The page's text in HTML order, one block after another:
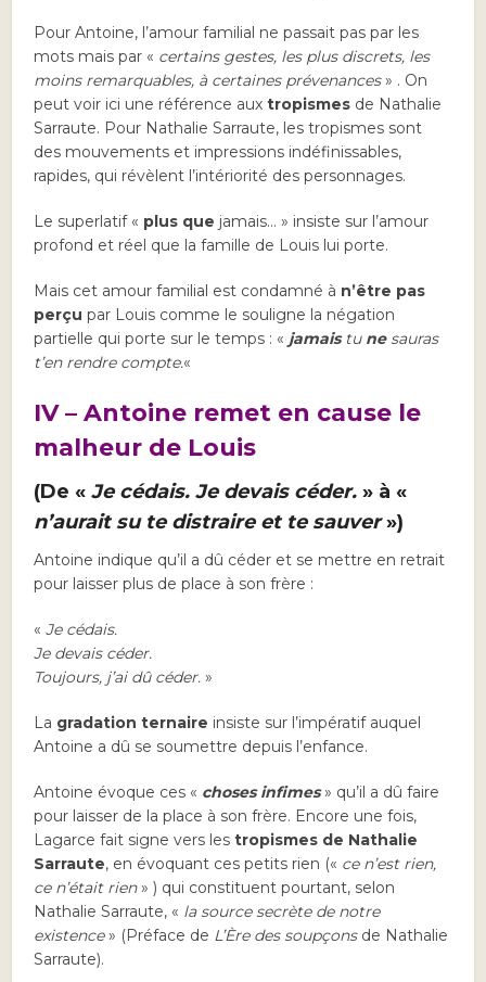
Pour Antoine, l’amour familial ne passait pas par les
mots mais par « certains gestes, les plus discrets, les
moins remarquables, à certaines prévenances» . On
peut voir ici une référence auxtropismes de Nathalie
Sarraute. Pour Nathalie Sarraute, les tropismes sont
des mouvements et impressions indéfinissables,
rapides, qui révèlent l’intériorité des personnages.
Le superlatif « plus que jamais… » insiste sur l’amour
profond et réel que la famille de Louis lui porte.
Mais cet amour familial est condamné à n’être pas
perçu par Louis comme le souligne la négation
partielle qui porte sur le temps : « jamaistu nesauras
t’en rendre compte.«
IV – Antoine remet en cause le
malheur de Louis
(De «Je cédais. Je devais céder. » à «
n’aurait su te distraire et te sauver»)
Antoine indique qu’il a dû céder et se mettre en retrait
pour laisser plus de place à son frère :
«Je cédais.
Je devais céder.
Toujours, j’ai dû céder.»
La gradation ternaire insiste sur l’impératif auquel
Antoine a dû se soumettre depuis l’enfance.
Antoine évoque ces « choses infimes» qu’il a dû faire
pour laisser de la place à son frère. Encore une fois,
Lagarce fait signe vers lestropismes de Nathalie
Sarraute, en évoquant ces petits rien (« ce n’est rien,
ce n’était rien» ) qui constituent pourtant, selon
Nathalie Sarraute, « la source secrète de notre
existence» (Préface de L’Ère des soupçonsde Nathalie
Sarraute).